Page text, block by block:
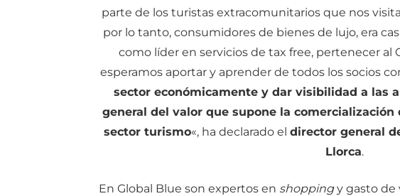
parte de los turistas extracomunitarios que nos
por lo tanto, consumidores de bienes de lujo, era
como líder en servicios de tax free, pertenecer al
esperamos aportar y aprender de todos los socios
sector económicamente y dar visibilidad a las
general del valor que supone la
sector turismo«, ha declarado el director general
Llorca.
En Global Blue son expertos en shoppingy gasto de